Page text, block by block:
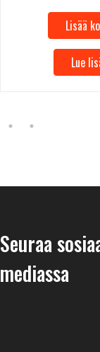
Lisää
Lue
Seuraa
mediassa